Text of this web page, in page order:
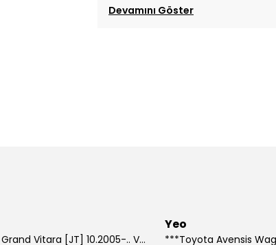
Devamını Göster
***Suzuki Grand Vitara [JT] 10.2005-.. Ve Sonrası Model Yılları İçin Uyumlu Yeo Arka Silecek
Yeo